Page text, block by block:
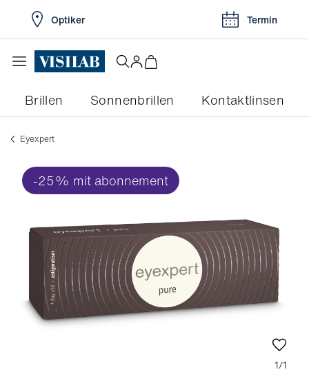
Optiker Termin
Brillen Sonnenbrillen Kontaktlinsen
eyexpert
-25% mit abonnement
1/1